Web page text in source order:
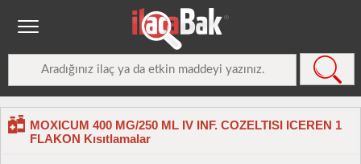
MOXICUM 400 MG/250 ML IV INF. COZELTISI ICEREN 1
FLAKON Kısıtlamalar